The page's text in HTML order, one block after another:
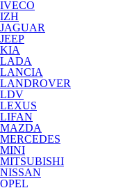
IVECO
IZH
JAGUAR
JEEP
KIA
LADA
LANCIA
LANDROVER
LDV
LEXUS
LIFAN
MAZDA
MERCEDES
MINI
MITSUBISHI
NISSAN
OPEL